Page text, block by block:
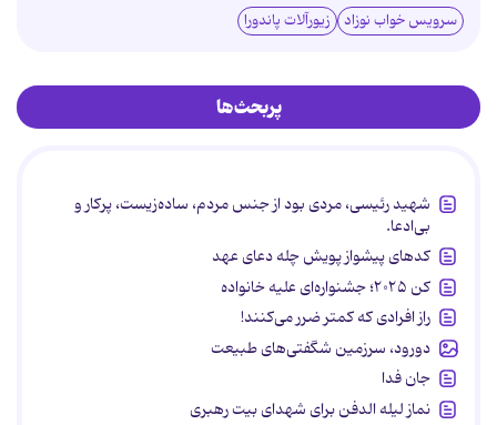
سرویس خواب نوزاد زیورآلات پاندورا
پربحث‌ها
شهید رئیسی، مردی بود از جنس مردم، ساده‌زیست، پرکار و
بی‌ادعا.
کدهای پیشواز پویش چله دعای عهد
کن ۲۰۲۵؛ جشنواره‌ای علیه خانواده
راز افرادی که کمتر ضرر می‌کنند!
دورود، سرزمین شگفتی‌های طبیعت
جان فدا
نماز لیله الدفن برای شهدای بیت رهبری